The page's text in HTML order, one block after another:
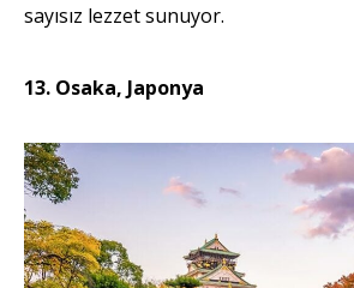
sayısız lezzet sunuyor.
13. Osaka, Japonya